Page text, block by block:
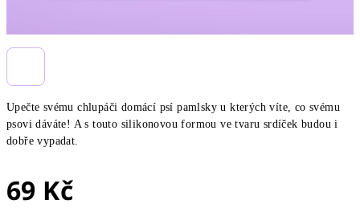
Upečte svému chlupáči domácí psí pamlsky u kterých víte, co svému
psovi dáváte! A s touto silikonovou formou ve tvaru srdíček budou i
dobře vypadat.
69 Kč